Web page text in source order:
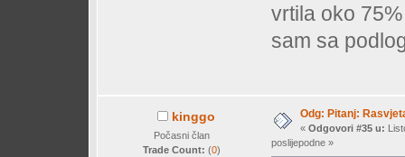
vrtila oko
sam sa
kinggo
Počasni član
Trade Count: (0)
Odg: Pitanj:
« Odgovori #35 u:
poslijepodne »